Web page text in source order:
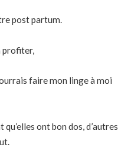
post partum.
profiter,
faire mon linge à moi
ont bon dos, d’autres